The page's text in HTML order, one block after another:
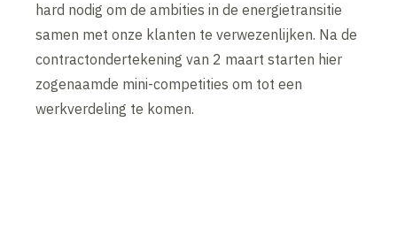
hard nodig om de ambities in de energietransitie
samen met onze klanten te verwezenlijken. Na de
contractondertekening van 2 maart starten hier
zogenaamde mini-competities om tot een
werkverdeling te komen.